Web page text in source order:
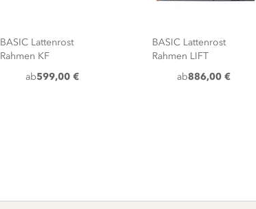
BASIC Lattenrost
Rahmen KF
ab599,00 €
BASIC Lattenrost
Rahmen LIFT
ab886,00 €